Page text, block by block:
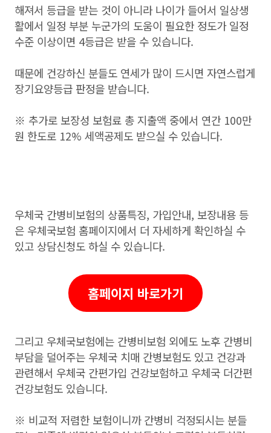
해져서 등급을 받는 것이 아니라 나이가 들어서 일상생
활에서 일정 부분 누군가의 도움이 필요한 정도가 일정
수준 이상이면 4등급은 받을 수 있습니다.
때문에 건강하신 분들도 연세가 많이 드시면 자연스럽게
장기요양등급 판정을 받습니다.
※ 추가로 보장성 보험료 총 지출액 중에서 연간 100만
원 한도로 12% 세액공제도 받으실 수 있습니다.
우체국 간병비보험의 상품특징, 가입안내, 보장내용 등
은 우체국보험 홈페이지에서 더 자세하게 확인하실 수
있고 상담신청도 하실 수 있습니다.
홈페이지 바로가기
그리고 우체국보험에는 간병비보험 외에도 노후 간병비
부담을 덜어주는 우체국 치매 간병보험도 있고 건강과
관련해서 우체국 간편가입 건강보험하고 우체국 더간편
건강보험도 있습니다.
※ 비교적 저렴한 보험이니까 간병비 걱정되시는 분들